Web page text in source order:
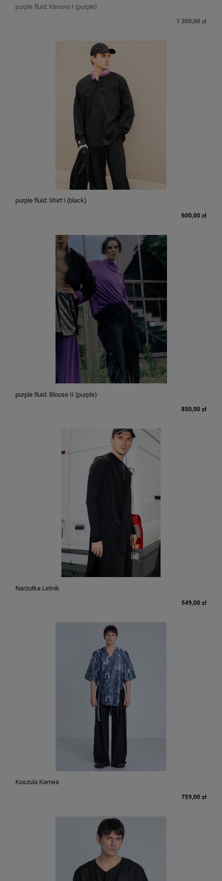
purple fluid: Kimono I (purple)
1 300,00 zł
purple fluid: Shirt I (black)
600,00 zł
purple fluid: Blouse II (purple)
850,00 zł
Narzutka Letnik
549,00 zł
Koszula Kamea
759,00 zł